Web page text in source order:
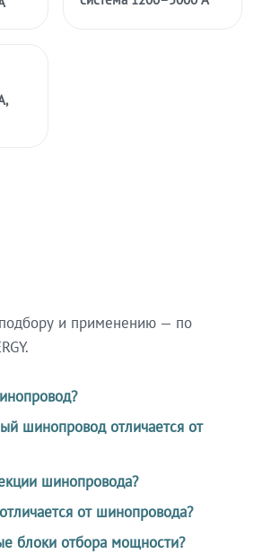
и применению — по
шинопровод отличается от
шинопровода?
от шинопровода?
блоки отбора мощности?